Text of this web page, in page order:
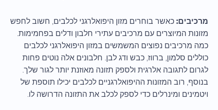
מרכיבים: כאשר בוחרים מזון היפואלרגני לכלבים, חשוב לחפש
מזונות המיוצרים עם מרכיבים עתירי חלבון ודלים בפחמימות.
כמה מרכיבים נפוצים המשמשים במזון היפואלרגני לכלבים
כוללים סלמון, ברווז, כבש ודג לבן. חלבונים אלה נוטים פחות
לגרום לתגובה אלרגית ולספק תזונה מאוזנת יותר לגור שלך.
בנוסף, רוב המזונות ההיפואלרגניים לכלבים יכילו תוספת של
ויטמינים ומינרלים כדי לספק לכלב את התזונה הדרושה לו.